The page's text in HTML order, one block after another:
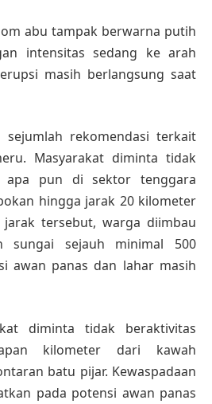
abu tampak berwarna putih
intensitas sedang ke arah
masih berlangsung saat
sejumlah rekomendasi terkait
Masyarakat diminta tidak
apa pun di sektor tenggara
hingga jarak 20 kilometer
tersebut, warga diimbau
sungai sejauh minimal 500
awan panas dan lahar masih
diminta tidak beraktivitas
kilometer dari kawah
batu pijar. Kewaspadaan
pada potensi awan panas